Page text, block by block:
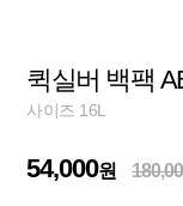
퀵실버 백팩
사이즈 16L
54,000원